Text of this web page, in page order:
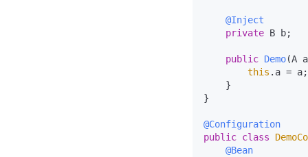
@Inject
private B b;
public Demo(A
this .a = a;
    }
}
@Configuration
public class
@Bean